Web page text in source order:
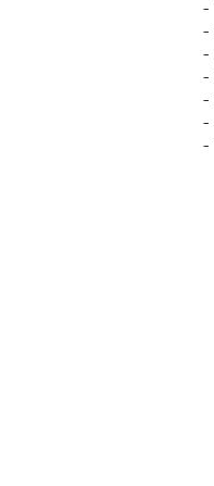
–
–
–
–
–
–
–